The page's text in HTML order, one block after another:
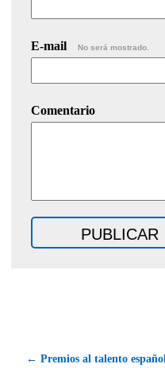
E-mail No será mostrado.
Comentario
← Premios al talento español